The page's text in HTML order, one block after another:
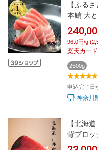
【ふる
本鮪 大
ぐろ マ
魚 魚介
ロウ 神
96.0円/g
楽天カー
2500g
申込完了日
神奈川
【北海
背ブロッ
マグロ